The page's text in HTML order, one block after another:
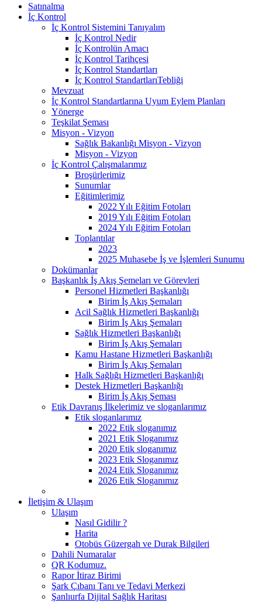
Satınalma
İç Kontrol
İç Kontrol Sistemini Tanıyalım
İç Kontrol Nedir
İç Kontrolün Amacı
İç Kontrol Tarihçesi
İç Kontrol Standartları
İç Kontrol StandartlarıTebliği
Mevzuat
İç Kontrol Standartlarına Uyum Eylem Planları
Yönerge
Teşkilat Şeması
Misyon - Vizyon
Sağlık Bakanlığı Misyon - Vizyon
Misyon - Vizyon
İç Kontrol Çalışmalarımız
Broşürlerimiz
Sunumlar
Eğitimlerimiz
2022 Yılı Eğitim Fotoları
2019 Yılı Eğitim Fotoları
2024 Yılı Eğitim Fotoları
Toplantılar
2023
2025 Muhasebe İş ve İşlemleri Sunumu
Dokümanlar
Başkanlık İş Akış Şemeları ve Görevleri
Personel Hizmetleri Başkanlığı
Birim İş Akış Şemaları
Acil Sağlık Hizmetleri Başkanlığı
Birim İş Akış Şemaları
Sağlık Hizmetleri Başkanlığı
Birim İş Akış Şemaları
Kamu Hastane Hizmetleri Başkanlığı
Birim İş Akış Şemaları
Halk Sağlığı Hizmetleri Başkanlığı
Destek Hizmetleri Başkanlığı
Birim İş Akış Şeması
Etik Davranış İlkelerimiz ve sloganlarımız
Etik sloganlarımız
2022 Etik sloganımız
2021 Etik Sloganımız
2020 Etik sloganımız
2023 Etik Sloganımız
2024 Etik Sloganımız
2026 Etik Sloganımız
İletişim & Ulaşım
Ulaşım
Nasıl Gidilir ?
Harita
Otobüs Güzergah ve Durak Bilgileri
Dahili Numaralar
QR Kodumuz.
Rapor İtiraz Birimi
Şark Çıbanı Tanı ve Tedavi Merkezi
Şanlıurfa Dijital Sağlık Haritası